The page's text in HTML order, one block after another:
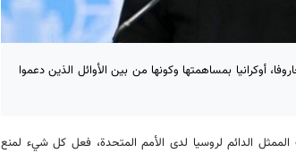
أوكرانيا بمساهمتها وكونها من بين الأوائل الذين دعموا
الدائم لروسيا لدى الأمم المتحدة، فعل كل شيء لمنع